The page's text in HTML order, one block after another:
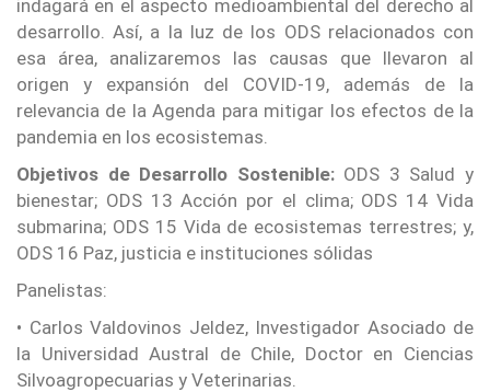
indagará en el aspecto medioambiental del derecho al
desarrollo. Así, a la luz de los ODS relacionados con
esa área, analizaremos las causas que llevaron al
origen y expansión del COVID-19, además de la
relevancia de la Agenda para mitigar los efectos de la
pandemia en los ecosistemas.
Objetivos de Desarrollo Sostenible: ODS 3 Salud y
bienestar; ODS 13 Acción por el clima; ODS 14 Vida
submarina; ODS 15 Vida de ecosistemas terrestres; y,
ODS 16 Paz, justicia e instituciones sólidas
Panelistas:
• Carlos Valdovinos Jeldez, Investigador Asociado de
la Universidad Austral de Chile, Doctor en Ciencias
Silvoagropecuarias y Veterinarias.